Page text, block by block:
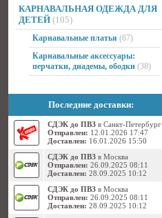
КАРНАВАЛЬНАЯ ОДЕЖДА ДЛЯ
ДЕТЕЙ (105)
Карнавальные платья (67)
Карнавальные аксессуары:
перчатки, диадемы, ободки (38)
Последние доставки:
СДЭК до ПВЗ в Санкт-Петербург
Отправлен: 12.01.2026 17:47
Доставлен: 16.01.2026 15:50
СДЭК до ПВЗ в Москва
Отправлен: 26.09.2025 08:11
Доставлен: 28.09.2025 10:12
СДЭК до ПВЗ в Москва
Отправлен: 26.09.2025 08:11
Доставлен: 28.09.2025 10:12